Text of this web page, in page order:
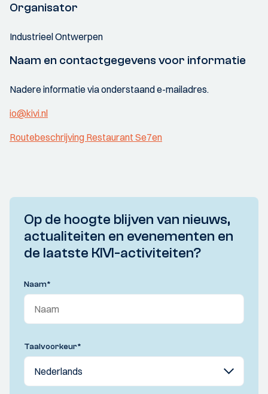
Organisator
Industrieel Ontwerpen
Naam en contactgegevens voor informatie
Nadere informatie via onderstaand e-mailadres.
io@kivi.nl
Routebeschrijving Restaurant Se7en
Op de hoogte blijven van nieuws,
actualiteiten en evenementen en
de laatste KIVI-activiteiten?
Naam*
Taalvoorkeur*